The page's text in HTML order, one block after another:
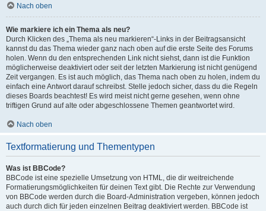
Nach oben
Wie markiere ich ein Thema als neu?
Durch Klicken des „Thema als neu markieren“-Links in der Beitragsansicht
kannst du das Thema wieder ganz nach oben auf die erste Seite des Forums
holen. Wenn du den entsprechenden Link nicht siehst, dann ist die Funktion
möglicherweise deaktiviert oder seit der letzten Markierung ist nicht genügend
Zeit vergangen. Es ist auch möglich, das Thema nach oben zu holen, indem du
einfach eine Antwort darauf schreibst. Stelle jedoch sicher, dass du die Regeln
dieses Boards beachtest! Es wird meist nicht gerne gesehen, wenn ohne
triftigen Grund auf alte oder abgeschlossene Themen geantwortet wird.
Nach oben
Textformatierung und Thementypen
Was ist BBCode?
BBCode ist eine spezielle Umsetzung von HTML, die dir weitreichende
Formatierungsmöglichkeiten für deinen Text gibt. Die Rechte zur Verwendung
von BBCode werden durch die Board-Administration vergeben, können jedoch
auch durch dich für jeden einzelnen Beitrag deaktiviert werden. BBCode ist